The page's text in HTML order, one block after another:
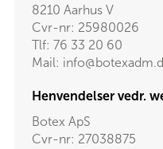
8210 Aarhus V
Cvr-nr: 25980026
Tlf: 76 33 20 60
Mail:
Henvendelser vedr.
Botex ApS
Cvr-nr: 27038875